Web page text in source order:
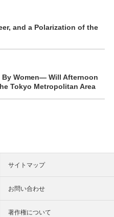
and a Polarization of the
By Women― Will Afternoon
Tokyo Metropolitan Area
サイトマップ
お問い合わせ
著作権について